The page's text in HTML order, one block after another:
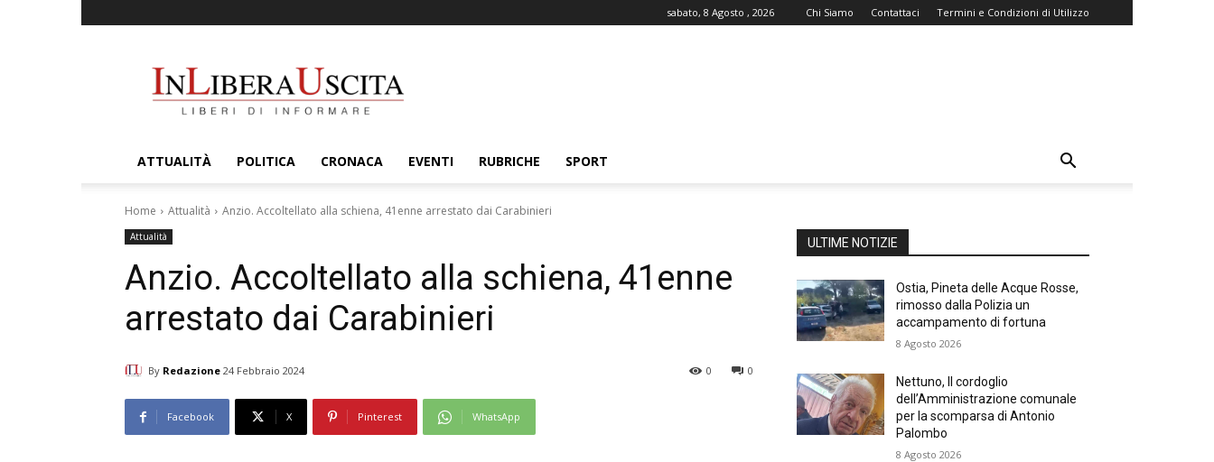
sabato, 8 Agosto , 2026 Chi Siamo Contattaci Termini e Condizioni di Utilizzo
ATTUALITÀ POLITICA CRONACA EVENTI RUBRICHE SPORT
Home Attualità Anzio. Accoltellato alla schiena, 41enne arrestato dai Carabinieri
Attualità
Anzio. Accoltellato alla schiena, 41enne
arrestato dai Carabinieri
By Redazione 24 Febbraio 2024 0
0
Facebook X Pinterest WhatsApp
ULTIME NOTIZIE
Ostia, Pineta delle Acque Rosse,
rimosso dalla Polizia un
accampamento di fortuna
8 Agosto 2026
Nettuno, Il cordoglio
dell’Amministrazione comunale
per la scomparsa di Antonio
Palombo
8 Agosto 2026